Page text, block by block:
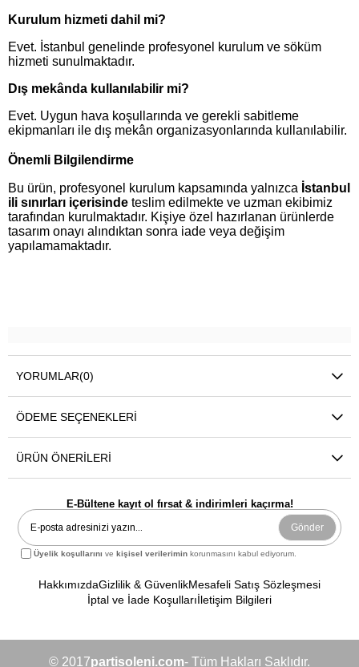
Kurulum hizmeti dahil mi?
Evet. İstanbul genelinde profesyonel kurulum ve söküm
hizmeti sunulmaktadır.
Dış mekânda kullanılabilir mi?
Evet. Uygun hava koşullarında ve gerekli sabitleme
ekipmanları ile dış mekân organizasyonlarında kullanılabilir.
Önemli Bilgilendirme
Bu ürün, profesyonel kurulum kapsamında yalnızca İstanbul
ili sınırları içerisinde teslim edilmekte ve uzman ekibimiz
tarafından kurulmaktadır. Kişiye özel hazırlanan ürünlerde
tasarım onayı alındıktan sonra iade veya değişim
yapılamamaktadır.
YORUMLAR(0)
ÖDEME SEÇENEKLERI
ÜRÜN ÖNERILERI
E-Bültene kayıt ol fırsat & indirimleri kaçırma!
Gönder
Üyelik koşullarını vekişisel verilerimin korunmasını kabul ediyorum.
HakkımızdaGizlilik & GüvenlikMesafeli Satış Sözleşmesi
İptal ve İade Koşullarıİletişim Bilgileri
© 2017partisoleni.com- Tüm Hakları Saklıdır.